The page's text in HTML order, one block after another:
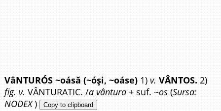
VâNTURÓS ~oásă (~óși, ~oáse) 1) v. VÂNTOS. 2)
fig. v. VÂNTURATIC. /a vântura + suf. ~os (Sursa:
NODEX) Copy to clipboard